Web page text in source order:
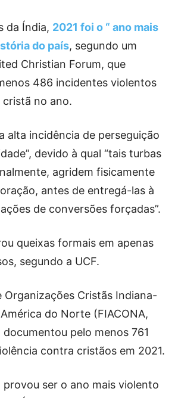
da Índia, 2021 foi o “ ano mais
do país, segundo um
Christian Forum, que
486 incidentes violentos
cristã no ano.
alta incidência de perseguição
devido à qual “tais turbas
agridem fisicamente
antes de entregá-las à
de conversões forçadas”.
queixas formais em apenas
segundo a UCF.
Organizações Cristãs Indiana-
do Norte (FIACONA,
documentou pelo menos 761
contra cristãos em 2021.
provou ser o ano mais violento